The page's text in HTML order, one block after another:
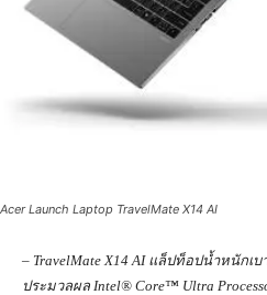
Acer Launch Laptop TravelMate X14 AI
– TravelMate X14 AI แล็ปท็อปน้ำหนักเ
ประมวลผล Intel® Core™ Ultra